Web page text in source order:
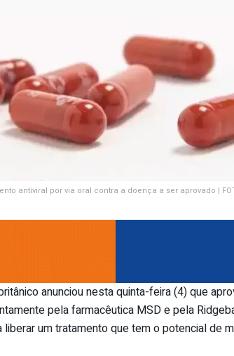
antiviral por via oral contra a doença a ser aprovado |
anunciou nesta quinta-feira (4) que
pela farmacêutica MSD e pela
um tratamento que tem o potencial de